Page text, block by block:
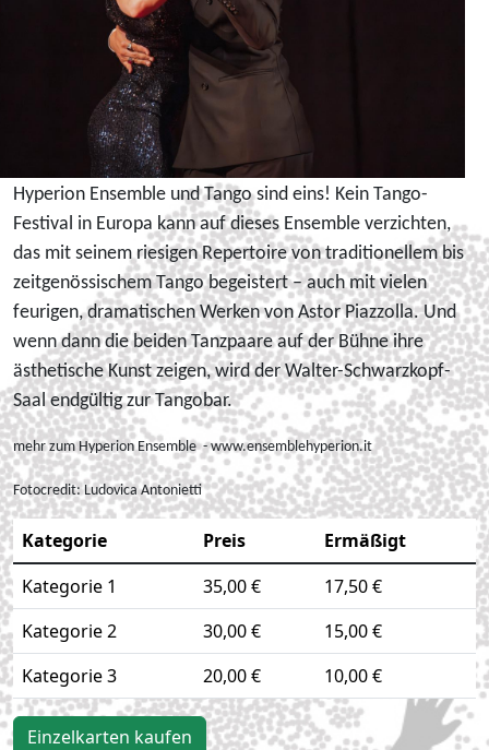
Hyperion Ensemble und Tango sind eins! Kein Tango-
Festival in Europa kann auf dieses Ensemble verzichten,
das mit seinem riesigen Repertoire von traditionellem bis
zeitgenössischem Tango begeistert – auch mit vielen
feurigen, dramatischen Werken von Astor Piazzolla. Und
wenn dann die beiden Tanzpaare auf der Bühne ihre
ästhetische Kunst zeigen, wird der Walter-Schwarzkopf-
Saal endgültig zur Tangobar.
mehr zum Hyperion Ensemble - www.ensemblehyperion.it
Fotocredit: Ludovica Antonietti
Kategorie Preis
Ermäßigt
Kategorie 1
35,00 €
17,50 €
Kategorie 2
30,00 €
15,00 €
Kategorie 3
20,00 € 10,00 €
Einzelkarten kaufen